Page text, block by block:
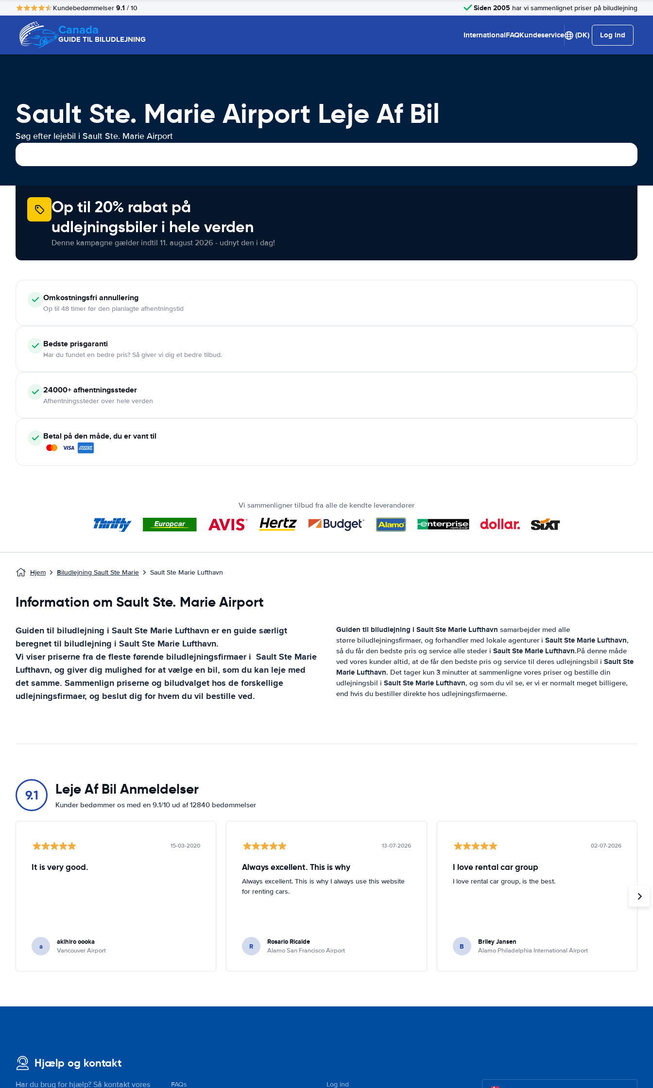
Kundebedømmelser 9.1 / 10 Siden 2005 har vi sammenlignet priser på biludlejning
Canada
GUIDE TIL BILUDLEJNING InternationalFAQKundeservice (DK) Log ind
Sault Ste. Marie Airport Leje Af Bil
Søg efter lejebil i Sault Ste. Marie Airport
Op til 20% rabat på
udlejningsbiler i hele verden
Denne kampagne gælder indtil 11. august 2026 - udnyt den i dag!
Omkostningsfri annullering
Op til 48 timer før den planlagte afhentningstid
Bedste prisgaranti
Har du fundet en bedre pris? Så giver vi dig et bedre tilbud.
24000+afhentningssteder
Afhentningssteder over hele verden
Betal på den måde, du er vant til
Vi sammenligner tilbud fra alle de kendte leverandører
Hjem Biludlejning Sault Ste Marie Sault Ste Marie Lufthavn
Information om Sault Ste. Marie Airport
Guiden til biludlejning i Sault Ste Marie Lufthavner en guide særligt
beregnet til biludlejning i Sault Ste Marie Lufthavn.
Vi viser priserne fra de fleste førende biludlejningsfirmaer i Sault Ste Marie
Lufthavn, og giver dig mulighed for at vælge en bil, som du kan leje med
det samme. Sammenlign priserne og biludvalget hos de forskellige
udlejningsfirmaer, og beslut dig for hvem du vil bestille ved.
Guiden til biludlejning i Sault Ste Marie Lufthavn samarbejder med alle
større biludlejningsfirmaer, og forhandler med lokale agenturer i Sault Ste Marie Lufthavn,
så du får den bedste pris og service alle steder i Sault Ste Marie Lufthavn.På denne måde
ved vores kunder altid, at de får den bedste pris og service til deres udlejningsbil i Sault Ste
Marie Lufthavn. Det tager kun 3 minutter at sammenligne vores priser og bestille din
udlejningsbil i Sault Ste Marie Lufthavn, og som du vil se, er vi er normalt meget billigere,
end hvis du bestiller direkte hos udlejningsfirmaerne.
9.1 Leje Af Bil Anmeldelser
Kunder bedømmer os med en 9.1/10 ud af 12840 bedømmelser
15-03-2020
It is very good.
a akihiro oooka
Vancouver Airport
13-07-2026
Always excellent. This is why
Always excellent. This is why I always use this website
for renting cars.
R Rosario Ricalde
Alamo San Francisco Airport
02-07-2026
I love rental car group
I love rental car group, is the best.
B Briley Jansen
Alamo Philadelphia International Airport
Hjælp og kontakt
Har du brug for hjælp? Så kontakt vores FAQs Log ind